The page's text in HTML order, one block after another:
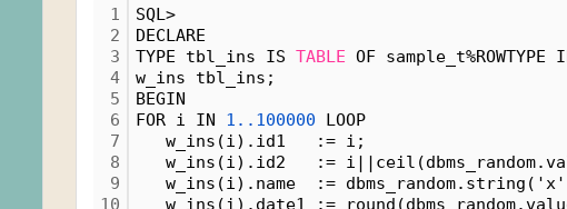
1
2
3
4
5
6
7
8
9
10
SQL>
DECLARE
TYPE tbl_ins IS TABLE OF sample_t%ROWTYPE
w_ins tbl_ins;
BEGIN
FOR i IN 1..100000 LOOP
w_ins(i).id1   := i;
w_ins(i).id2   :=
w_ins(i).name  :=
w_ins(i).date1 :=